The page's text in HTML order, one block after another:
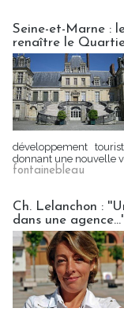
Seine-et-Marne :
renaître le
développement
donnant une nouvelle
fontainebleau
Ch. Lelanchon :
dans une